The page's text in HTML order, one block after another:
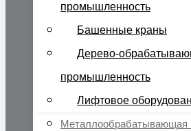
промышленность
Башенные краны
Дерево-
промышленность
Лифтовое
Металлообрабатывающая